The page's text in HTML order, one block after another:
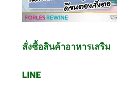
สั่งซื้อสินค้าอาหารเสริม
LINE